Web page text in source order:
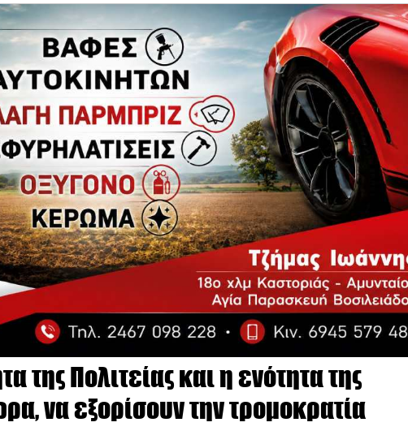
της Πολιτείας και η ενότητα της
να εξορίσουν την τρομοκρατία